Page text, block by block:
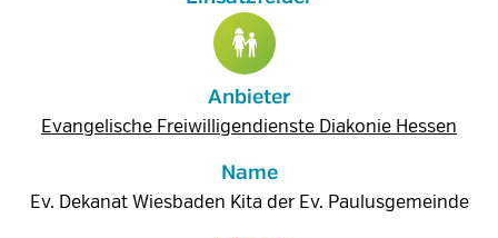
Anbieter
Evangelische Freiwilligendienste Diakonie Hessen
Name
Ev. Dekanat Wiesbaden Kita der Ev. Paulusgemeinde